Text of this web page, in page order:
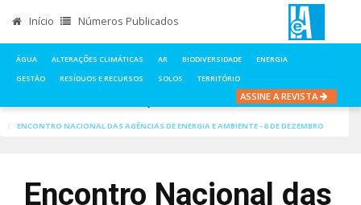
Início Números Publicados
ÁGUA ALTERAÇÕES CLIMÁTICAS AR BIODIVERSIDADE
ENERGIA
GESTÃO
RESÍDUOS E RECURSOS SOLOS TERRITÓRIO
ASSINE A REVISTA
ENCONTRO NACIONAL DAS AGÊNCIAS DE ENERGIA E AMBIENTE - 6 DE DEZEMBRO
Encontro Nacional das